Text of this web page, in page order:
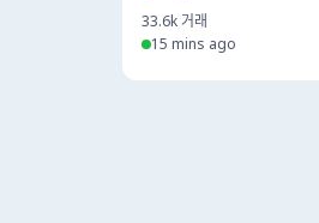
33.6k 거래
15 mins ago